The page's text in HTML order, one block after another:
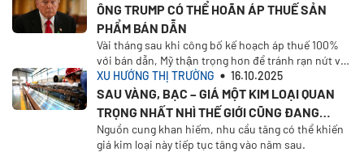
ÔNG TRUMP CÓ THỂ HOÃN ÁP THUẾ SẢN
PHẨM BÁN DẪN
Vài tháng sau khi công bố kế hoạch áp thuế 100%
với bán dẫn, Mỹ thận trọng hơn để tránh rạn nứt với
Trung Quốc.
XU HƯỚNG THỊ TRƯỜNG 16.10.2025
SAU VÀNG, BẠC – GIÁ MỘT KIM LOẠI QUAN
TRỌNG NHẤT NHÌ THẾ GIỚI CŨNG ĐANG
TĂNG VỌT
Nguồn cung khan hiếm, nhu cầu tăng có thể khiến
giá kim loại này tiếp tục tăng vào năm sau.